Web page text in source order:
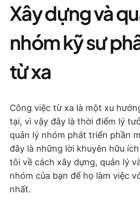
Xây dựng và
nhóm kỹ sư
từ xa
Công việc từ xa là một xu
tại, vì vậy đây là thời điểm lý
quản lý nhóm phát triển phần
đây là những lời khuyên hữu
tôi về cách xây dựng, quản lý
nhóm của bạn để họ làm việc
nhất.